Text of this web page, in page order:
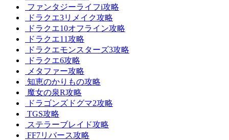
ファンタジーライフi攻略
ドラクエ3リメイク攻略
ドラクエ10オフライン攻略
ドラクエ11攻略
ドラクエモンスターズ3攻略
ドラクエ6攻略
メタファー攻略
知恵のかりもの攻略
魔女の泉R攻略
ドラゴンズドグマ2攻略
TGS攻略
ステラーブレイド攻略
FF7リバース攻略